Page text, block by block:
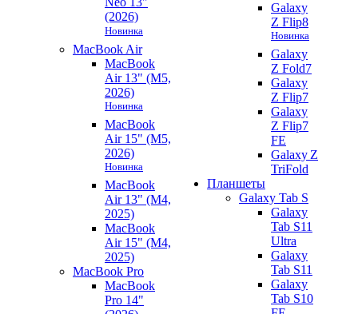
(2026)
Новинка
MacBook Air
MacBook
Air 13" (M5,
2026)
Новинка
MacBook
Air 15" (M5,
2026)
Новинка
MacBook
Air 13" (M4,
2025)
MacBook
Air 15" (M4,
2025)
MacBook Pro
MacBook
Pro 14"
Galaxy
Z Flip8
Новинка
Galaxy
Z Fold7
Galaxy
Z Flip7
Galaxy
Z Flip7
FE
Galaxy Z
TriFold
Планшеты
Galaxy Tab S
Galaxy
Tab S11
Ultra
Galaxy
Tab S11
Galaxy
Tab S10